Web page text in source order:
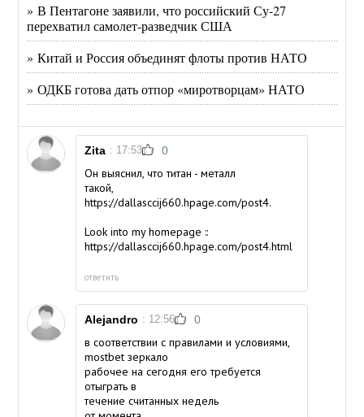
» В Пентагоне заявили, что российский Су-27
перехватил самолет-разведчик США
» Китай и Россия объединят флоты против НАТО
» ОДКБ готова дать отпор «миротворцам» НАТО
Zita : 17:53 0
Он выяснил, что титан - металл
такой,
https://dallasccij660.hpage.com/post4.
Look into my homepage ::
https://dallasccij660.hpage.com/post4.html
ответить
Alejandro : 12:56 0
в соответствии с правилами и условиями,
mostbet зеркало
рабочее на сегодня его требуется
отыграть в
течение считанных недель